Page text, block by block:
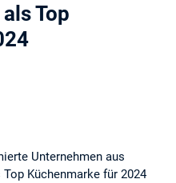
Top
Unternehmen aus
Küchenmarke für 2024